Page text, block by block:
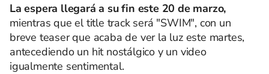
La espera llegará a su fin este 20 de marzo,
mientras que el title track será "SWIM", con un
breve teaser que acaba de ver la luz este martes,
antecediendo un hit nostálgico y un video
igualmente sentimental.